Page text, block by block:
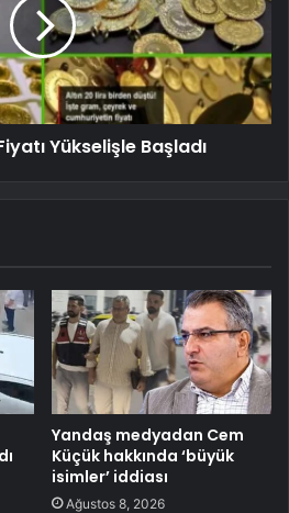
Yükselişle Başladı
Yandaş medyadan Cem
Küçük hakkında ‘büyük
isimler’ iddiası
Ağustos 8, 2026